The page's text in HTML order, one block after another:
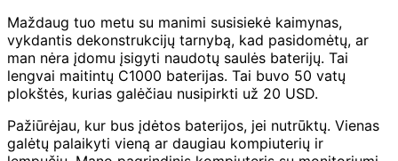
Maždaug tuo metu su manimi susisiekė kaimynas,
vykdantis dekonstrukcijų tarnybą, kad pasidomėtų, ar
man nėra įdomu įsigyti naudotų saulės baterijų. Tai
lengvai maitintų C1000 baterijas. Tai buvo 50 vatų
plokštės, kurias galėčiau nusipirkti už 20 USD.
Pažiūrėjau, kur bus įdėtos baterijos, jei nutrūktų. Vienas
galėtų palaikyti vieną ar daugiau kompiuterių ir